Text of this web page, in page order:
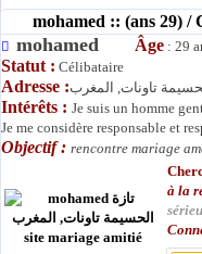
mohamed :: (ans 29) /
mohamed Âge : 29
Statut : Célibataire
Adresse :تاونات, المغرب
Intérêts : Je suis un homme
Je me considère responsable et
Objectif : rencontre mariage
à la